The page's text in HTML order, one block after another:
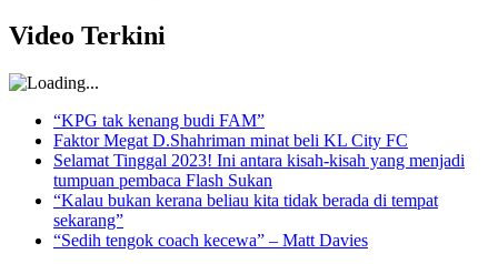
Video Terkini
“KPG tak kenang budi FAM”
Faktor Megat D.Shahriman minat beli KL City FC
Selamat Tinggal 2023! Ini antara kisah-kisah yang menjadi
tumpuan pembaca Flash Sukan
“Kalau bukan kerana beliau kita tidak berada di tempat
sekarang”
“Sedih tengok coach kecewa” – Matt Davies